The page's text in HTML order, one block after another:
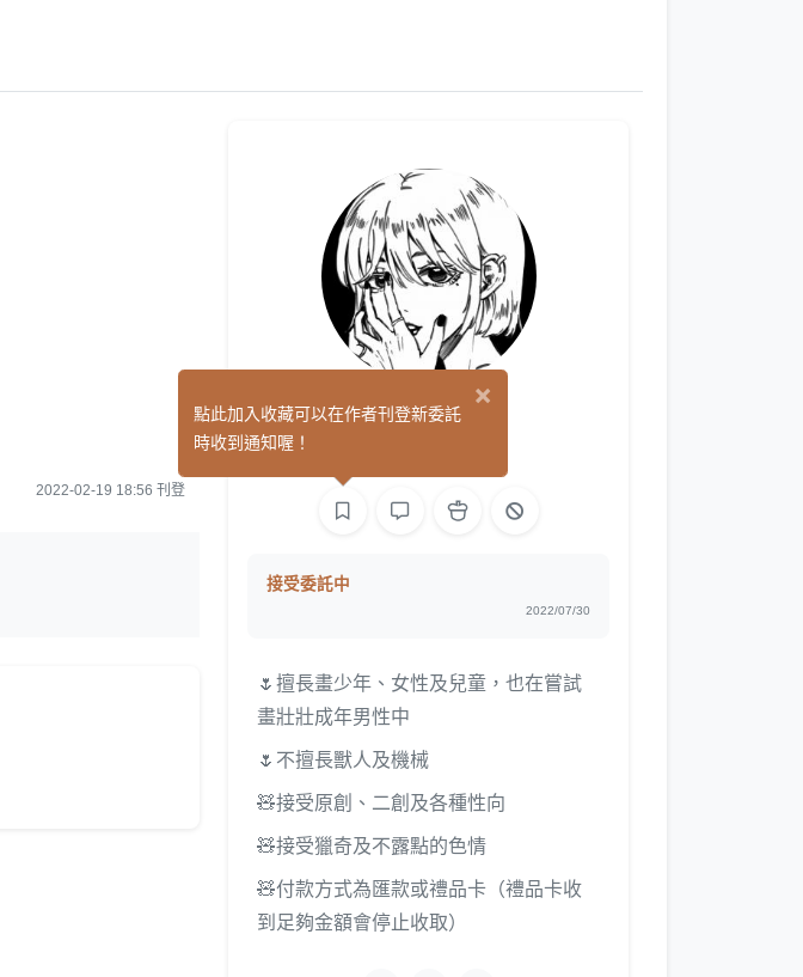
2022-02-19 18:56 刊登
雪葵 (2)
接受委託中
2022/07/30
🌷擅長畫少年、女性及兒童，也在嘗試
畫壯壯成年男性中
🌷不擅長獸人及機械
🧸接受原創、二創及各種性向
🧸接受獵奇及不露點的色情
🧸付款方式為匯款或禮品卡（禮品卡收
到足夠金額會停止收取）
×
點此加入收藏可以在作者刊登新委託
時收到通知喔！